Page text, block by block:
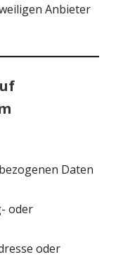
Anbieter
Daten
oder
oder